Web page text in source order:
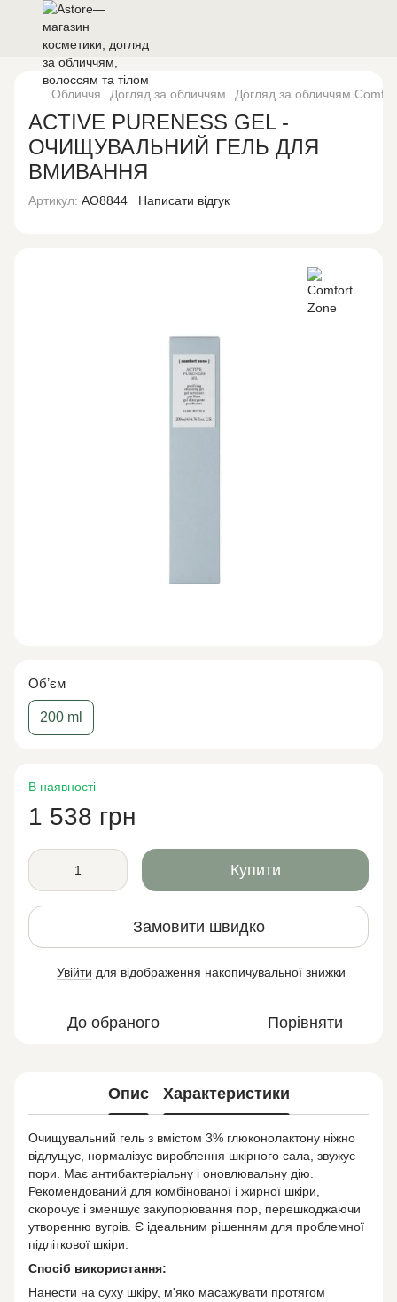
Обличчя Догляд за обличчям Догляд за обличчям
ACTIVE PURENESS GEL -
ОЧИЩУВАЛЬНИЙ ГЕЛЬ ДЛЯ
ВМИВАННЯ
Артикул: AO8844 Написати відгук
Обʼєм
200 ml
В наявності
1 538 грн
Купити
Замовити швидко
Увійти для відображення накопичувальної знижки
До обраного Порівняти
Опис Характеристики
Очищувальний гель з вмістом 3% глюконолактону ніжно
відлущує, нормалізує вироблення шкірного сала, звужує
пори. Має антибактеріальну і оновлювальну дію.
Рекомендований для комбінованої і жирної шкіри,
скорочує і зменшує закупорювання пор, перешкоджаючи
утворенню вугрів. Є ідеальним рішенням для проблемної
підліткової шкіри.
Спосіб використання:
Нанести на суху шкіру, м'яко масажувати протягом